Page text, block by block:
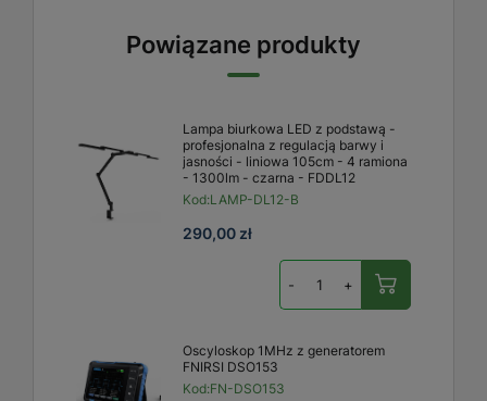
Powiązane produkty
Lampa biurkowa LED z podstawą -
profesjonalna z regulacją barwy i
jasności - liniowa 105cm - 4 ramiona
- 1300lm - czarna - FDDL12
Kod:LAMP-DL12-B
290,00 zł
- +
Oscyloskop 1MHz z generatorem
FNIRSI DSO153
Kod:FN-DSO153